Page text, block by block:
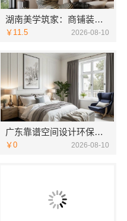
湖南美学筑家：商铺装修首选
￥11.5 2026-08-10
广东靠谱空间设计环保材料广东鼎饰空间装饰
￥0 2026-08-10